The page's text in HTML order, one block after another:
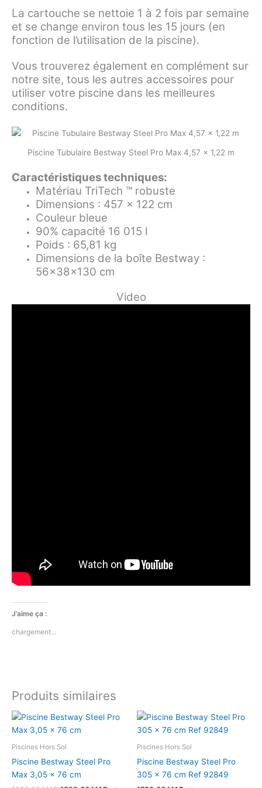
La cartouche se nettoie 1 à 2 fois par semaine
et se change environ tous les 15 jours (en
fonction de l’utilisation de la piscine).
Vous trouverez également en complément sur
notre site, tous les autres accessoires pour
utiliser votre piscine dans les meilleures
conditions.
Piscine Tubulaire Bestway Steel Pro Max 4,57 x 1,22 m
Caractéristiques techniques:
Matériau TriTech ™ robuste
Dimensions : 457 × 122 cm
Couleur bleue
90% capacité 16 015 l
Poids : 65,81 kg
Dimensions de la boîte Bestway :
56x38x130 cm
Video
J’aime ça :
chargement…
Produits similaires
Piscines Hors Sol
Piscine Bestway Steel Pro
Max 3,05 x 76 cm
Le
initial
était :
1999,00 MAD.
Le
1599,00 MAD.
Piscines Hors Sol
Piscine Bestway Steel Pro
305 x 76 cm Ref 92849